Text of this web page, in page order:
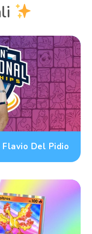
Del Pidio